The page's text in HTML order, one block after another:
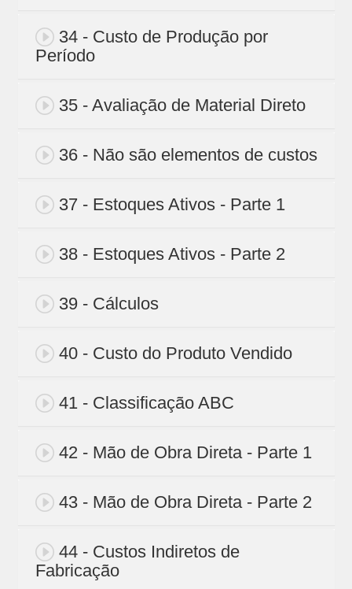
34 - Custo de Produção por
Período
35 - Avaliação de Material Direto
36 - Não são elementos de custos
37 - Estoques Ativos - Parte 1
38 - Estoques Ativos - Parte 2
39 - Cálculos
40 - Custo do Produto Vendido
41 - Classificação ABC
42 - Mão de Obra Direta - Parte 1
43 - Mão de Obra Direta - Parte 2
44 - Custos Indiretos de
Fabricação